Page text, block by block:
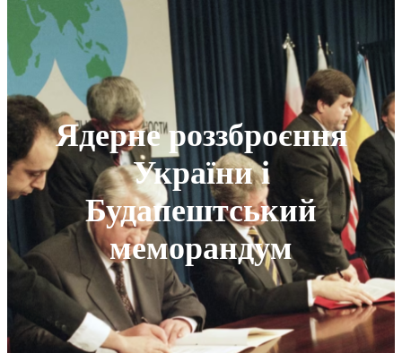
Ядерне роззброєння
України і
Будапештський
меморандум